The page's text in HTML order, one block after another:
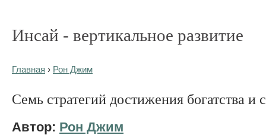
Инсай - вертикальное развитие
Главная › Рон Джим
Семь стратегий достижения богатства и
Автор: Рон Джим